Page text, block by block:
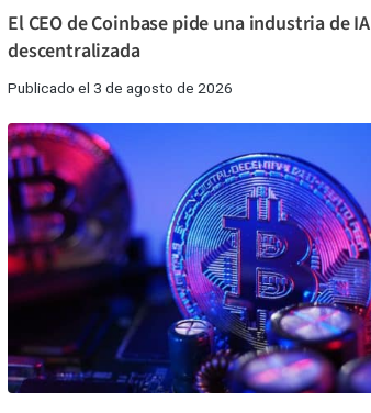
El CEO de Coinbase pide una industria de IA
descentralizada
Publicado el 3 de agosto de 2026